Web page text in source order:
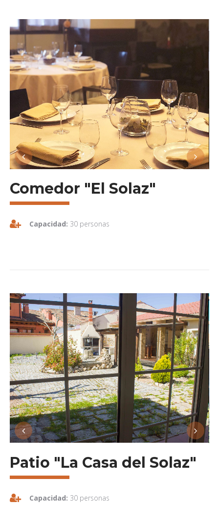
Comedor "El Solaz"
Capacidad: 30 personas
Patio "La Casa del Solaz"
Capacidad: 30 personas